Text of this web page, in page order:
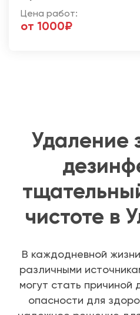
Цена работ:
от 1000₽
Удаление
чистоте в
В каждодневной
различными
могут стать
опасности для